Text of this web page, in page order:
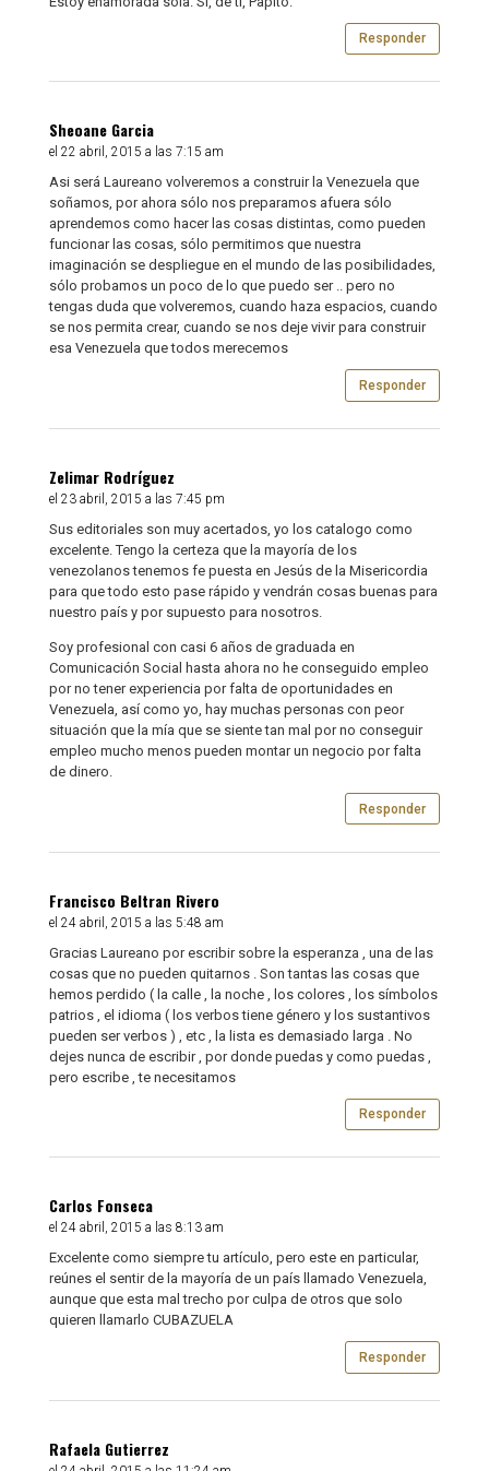
Responder
Sheoane Garcia
el 22 abril, 2015 a las 7:15 am
Asi será Laureano volveremos a construir la Venezuela que
soñamos, por ahora sólo nos preparamos afuera sólo
aprendemos como hacer las cosas distintas, como pueden
funcionar las cosas, sólo permitimos que nuestra
imaginación se despliegue en el mundo de las posibilidades,
sólo probamos un poco de lo que puedo ser .. pero no
tengas duda que volveremos, cuando haza espacios, cuando
se nos permita crear, cuando se nos deje vivir para construir
esa Venezuela que todos merecemos
Responder
Zelimar Rodríguez
el 23 abril, 2015 a las 7:45 pm
Sus editoriales son muy acertados, yo los catalogo como
excelente. Tengo la certeza que la mayoría de los
venezolanos tenemos fe puesta en Jesús de la Misericordia
para que todo esto pase rápido y vendrán cosas buenas para
nuestro país y por supuesto para nosotros.
Soy profesional con casi 6 años de graduada en
Comunicación Social hasta ahora no he conseguido empleo
por no tener experiencia por falta de oportunidades en
Venezuela, así como yo, hay muchas personas con peor
situación que la mía que se siente tan mal por no conseguir
empleo mucho menos pueden montar un negocio por falta
de dinero.
Responder
Francisco Beltran Rivero
el 24 abril, 2015 a las 5:48 am
Gracias Laureano por escribir sobre la esperanza , una de las
cosas que no pueden quitarnos . Son tantas las cosas que
hemos perdido ( la calle , la noche , los colores , los símbolos
patrios , el idioma ( los verbos tiene género y los sustantivos
pueden ser verbos ) , etc , la lista es demasiado larga . No
dejes nunca de escribir , por donde puedas y como puedas ,
pero escribe , te necesitamos
Responder
Carlos Fonseca
el 24 abril, 2015 a las 8:13 am
Excelente como siempre tu artículo, pero este en particular,
reúnes el sentir de la mayoría de un país llamado Venezuela,
aunque que esta mal trecho por culpa de otros que solo
quieren llamarlo CUBAZUELA
Responder
Rafaela Gutierrez